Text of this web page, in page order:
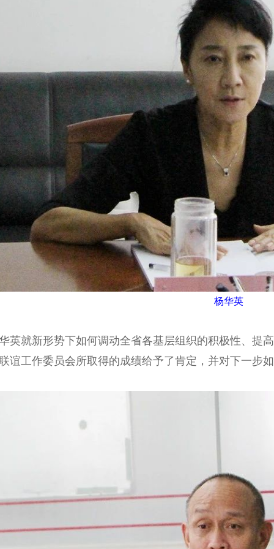
杨华英
新形势下如何调动全省各基层组织的积极性、提高
谊工作委员会所取得的成绩给予了肯定，并对下一步